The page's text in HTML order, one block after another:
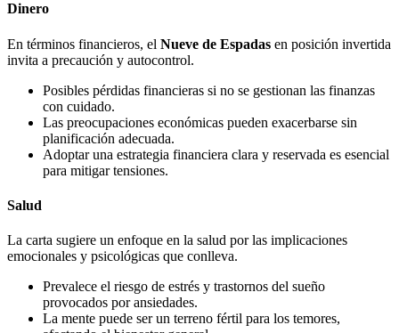
Dinero
En términos financieros, el Nueve de Espadas en posición invertida
invita a precaución y autocontrol.
Posibles pérdidas financieras si no se gestionan las finanzas
con cuidado.
Las preocupaciones económicas pueden exacerbarse sin
planificación adecuada.
Adoptar una estrategia financiera clara y reservada es esencial
para mitigar tensiones.
Salud
La carta sugiere un enfoque en la salud por las implicaciones
emocionales y psicológicas que conlleva.
Prevalece el riesgo de estrés y trastornos del sueño
provocados por ansiedades.
La mente puede ser un terreno fértil para los temores,